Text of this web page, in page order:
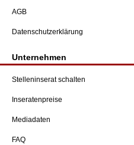
AGB
Datenschutzerklärung
Unternehmen
Stelleninserat schalten
Inseratenpreise
Mediadaten
FAQ